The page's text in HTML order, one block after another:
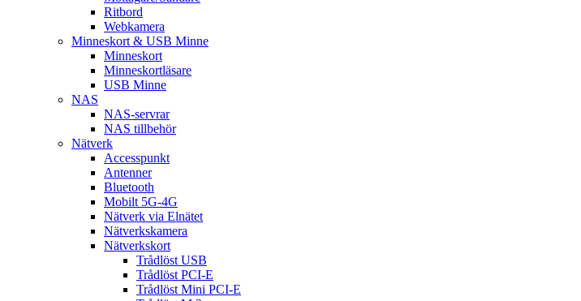
Ritbord
Webkamera
Minneskort & USB Minne
Minneskort
Minneskortläsare
USB Minne
NAS
NAS-servrar
NAS tillbehör
Nätverk
Accesspunkt
Antenner
Bluetooth
Mobilt 5G-4G
Nätverk via Elnätet
Nätverkskamera
Nätverkskort
Trådlöst USB
Trådlöst PCI-E
Trådlöst Mini PCI-E